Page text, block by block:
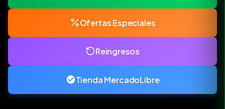
Ofertas Especiales
Reingresos
Tienda MercadoLibre